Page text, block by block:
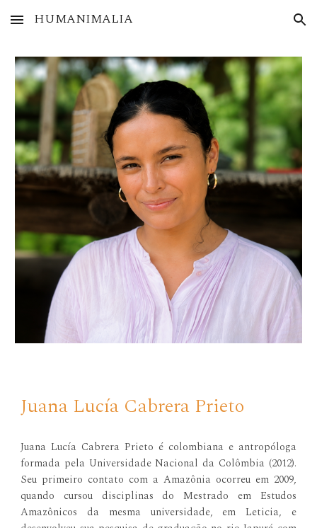
Skip to main content Skip to navigation
HUMANIMALIA
Juana Lucía Cabrera Prieto
Juana Lucía Cabrera Prieto é colombiana e antropóloga
formada pela Universidade Nacional da Colômbia (2012).
Seu primeiro contato com a Amazônia ocorreu em 2009,
quando cursou disciplinas do Mestrado em Estudos
Amazônicos da mesma universidade, em Leticia, e